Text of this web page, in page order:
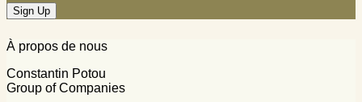
À propos de nous
Constantin Potou
Group of Companies